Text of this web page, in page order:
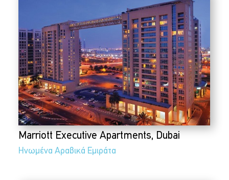
Marriott Executive Apartments, Dubai
Ηνωμένα Αραβικά Εμιράτα